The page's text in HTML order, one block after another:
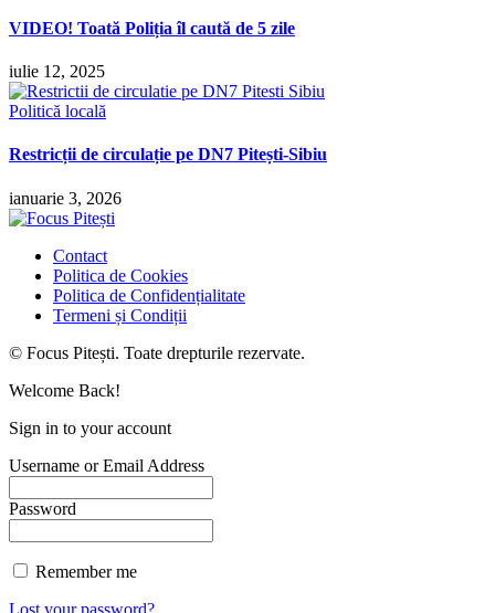
VIDEO! Toată Poliția îl caută de 5 zile
iulie 12, 2025
Politică locală
Restricții de circulație pe DN7 Pitești-Sibiu
ianuarie 3, 2026
Contact
Politica de Cookies
Politica de Confidențialitate
Termeni și Condiții
© Focus Pitești. Toate drepturile rezervate.
Welcome Back!
Sign in to your account
Username or Email Address
Password
Remember me
Lost your password?